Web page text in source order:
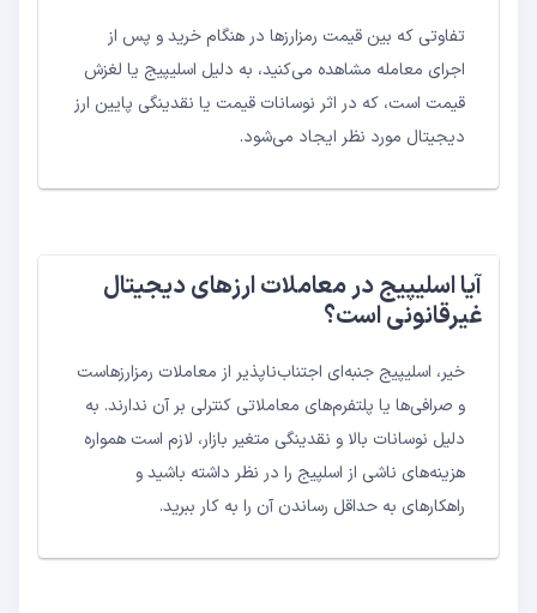
تفاوتی که بین قیمت رمزارزها در هنگام خرید و پس از
اجرای معامله مشاهده می‌کنید، به دلیل اسلیپیج یا لغزش
قیمت است، که در اثر نوسانات قیمت یا نقدینگی پایین ارز
دیجیتال مورد نظر ایجاد می‌شود.
آیا اسلیپیج در معاملات ارزهای دیجیتال
غیرقانونی است؟
خیر، اسلیپیج جنبه‌ای اجتناب‌ناپذیر از معاملات رمزارزهاست
و صرافی‌ها یا پلتفرم‌های معاملاتی کنترلی بر آن ندارند. به
دلیل نوسانات بالا و نقدینگی متغیر بازار، لازم است همواره
هزینه‌های ناشی از اسلپیج را در نظر داشته باشید و
راهکارهای به حداقل رساندن آن را به کار ببرید.